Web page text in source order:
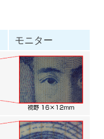
モニター